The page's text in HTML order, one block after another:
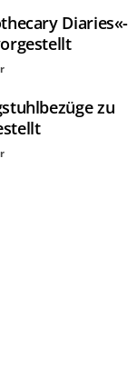
Diaries«-
zu